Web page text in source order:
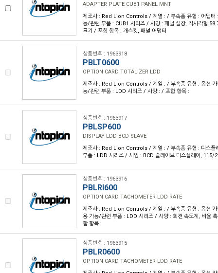
ADAPTER PLATE CUB1 PANEL MNT
제조사 : Red Lion Controls / 계열 : / 부속품 유형 : 어댑터
능/관련 부품 : CUB1 시리즈 / 사양 : 패널 실장, 직사각형
크기 / 포함 항목 : 개스킷, 패널 어댑터
상품번호 : 1963918
PBLT0600
OPTION CARD TOTALIZER LDD
제조사 : Red Lion Controls / 계열 : / 부속품 유형 : 옵션 카
능/관련 부품 : LDD 시리즈 / 사양 : / 포함 항목 :
상품번호 : 1963917
PBLSP600
DISPLAY LDD BCD SLAVE
제조사 : Red Lion Controls / 계열 : / 부속품 유형 : 디스플
부품 : LDD 시리즈 / 사양 : BCD 슬레이브 디스플레이, 115/
상품번호 : 1963916
PBLRI600
OPTION CARD TACHOMETER LDD RATE
제조사 : Red Lion Controls / 계열 : / 부속품 유형 : 옵션 카
용 가능/관련 부품 : LDD 시리즈 / 사양 : 회전 속도계, 비율
함 항목 :
상품번호 : 1963915
PBLR0600
OPTION CARD TACHOMETER LDD RATE